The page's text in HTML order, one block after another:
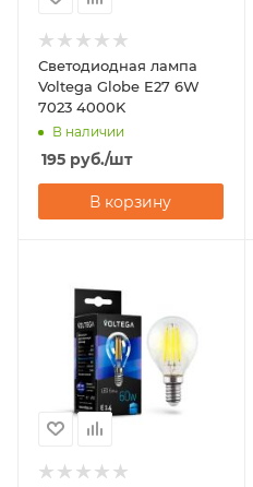
Светодиодная лампа
Voltega Globe E27 6W
7023 4000K
В наличии
195 руб./шт
В корзину